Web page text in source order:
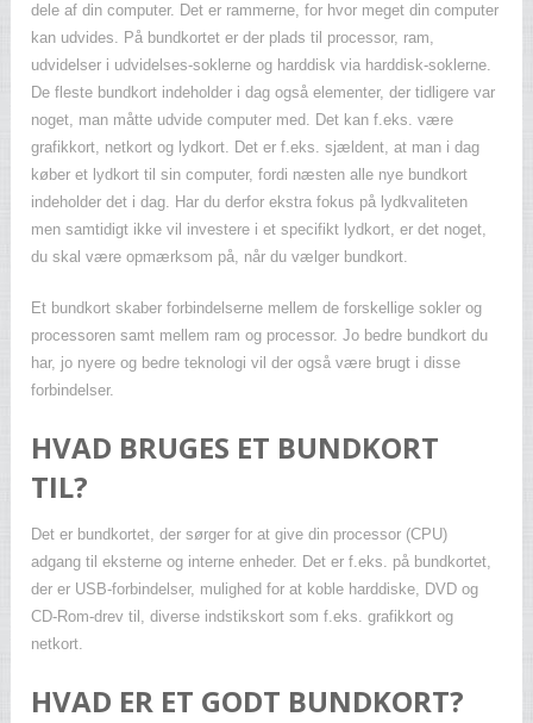
dele af din computer. Det er rammerne, for hvor meget din computer
kan udvides. På bundkortet er der plads til processor, ram,
udvidelser i udvidelses-soklerne og harddisk via harddisk-soklerne.
De fleste bundkort indeholder i dag også elementer, der tidligere var
noget, man måtte udvide computer med. Det kan f.eks. være
grafikkort, netkort og lydkort. Det er f.eks. sjældent, at man i dag
køber et lydkort til sin computer, fordi næsten alle nye bundkort
indeholder det i dag. Har du derfor ekstra fokus på lydkvaliteten
men samtidigt ikke vil investere i et specifikt lydkort, er det noget,
du skal være opmærksom på, når du vælger bundkort.
Et bundkort skaber forbindelserne mellem de forskellige sokler og
processoren samt mellem ram og processor. Jo bedre bundkort du
har, jo nyere og bedre teknologi vil der også være brugt i disse
forbindelser.
HVAD BRUGES ET BUNDKORT
TIL?
Det er bundkortet, der sørger for at give din processor (CPU)
adgang til eksterne og interne enheder. Det er f.eks. på bundkortet,
der er USB-forbindelser, mulighed for at koble harddiske, DVD og
CD-Rom-drev til, diverse indstikskort som f.eks. grafikkort og
netkort.
HVAD ER ET GODT BUNDKORT?